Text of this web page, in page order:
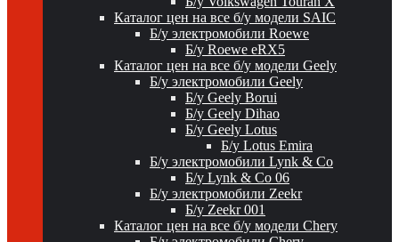
Каталог цен на все б/у модели SAIC
Б/у электромобили Roewe
Б/у Roewe eRX5
Каталог цен на все б/у модели Geely
Б/у электромобили Geely
Б/у Geely Borui
Б/у Geely Dihao
Б/у Geely Lotus
Б/у Lotus Emira
Б/у электромобили Lynk & Co
Б/у Lynk & Co 06
Б/у электромобили Zeekr
Б/у Zeekr 001
Каталог цен на все б/у модели Chery